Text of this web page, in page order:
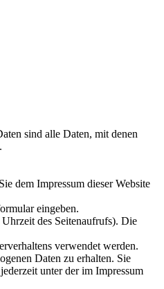
sind alle Daten, mit denen
dem Impressum dieser Website
eingeben.
des Seitenaufrufs). Die
verwendet werden.
Daten zu erhalten. Sie
unter der im Impressum